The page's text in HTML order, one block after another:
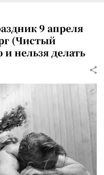
9 апреля
(Чистый
нельзя делать